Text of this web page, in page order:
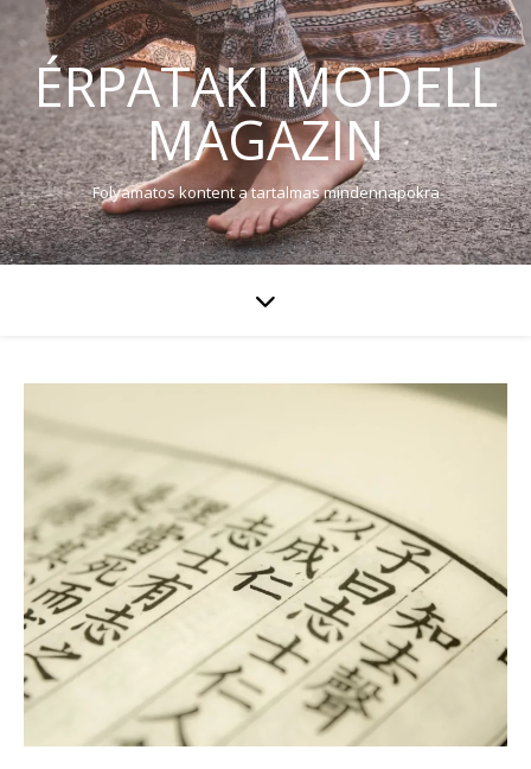
ÉRPATAKI MODELL
MAGAZIN
Folyamatos kontent a tartalmas mindennapokra